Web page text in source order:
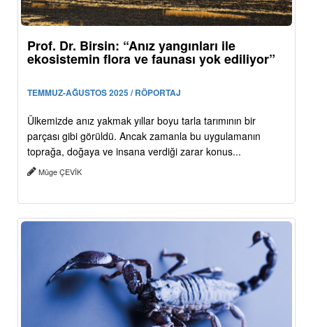
Prof. Dr. Birsin: “Anız yangınları ile
ekosistemin flora ve faunası yok ediliyor”
TEMMUZ-AĞUSTOS 2025 / RÖPORTAJ
Ülkemizde anız yakmak yıllar boyu tarla tarımının bir
parçası gibi görüldü. Ancak zamanla bu uygulamanın
toprağa, doğaya ve insana verdiği zarar konus...
Müge ÇEVİK